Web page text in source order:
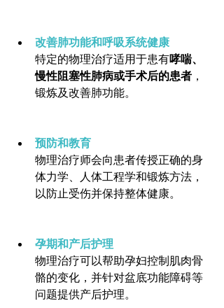
改善肺功能和呼吸系统健康
特定的物理治疗适用于患有哮喘、
慢性阻塞性肺病或手术后的患者 ，
锻炼及改善肺功能。
预防和教育
物理治疗师会向患者传授正确的身
体力学、人体工程学和锻炼方法，
以防止受伤并保持整体健康。
孕期和产后护理
物理治疗可以帮助孕妇控制肌肉骨
骼的变化，并针对盆底功能障碍等
问题提供产后护理。